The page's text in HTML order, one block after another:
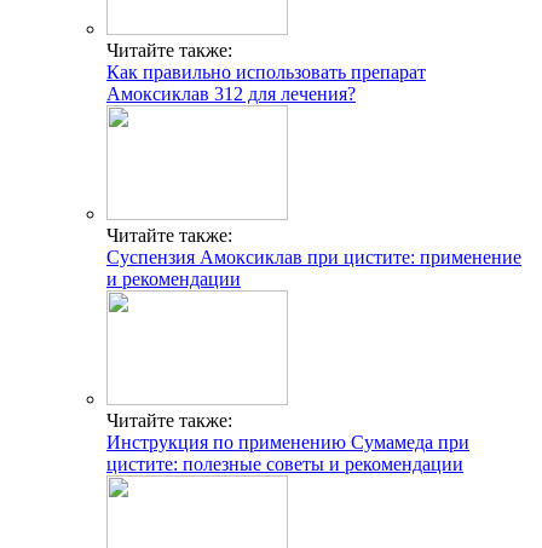
Читайте также:
Как правильно использовать препарат
Амоксиклав 312 для лечения?
Читайте также:
Суспензия Амоксиклав при цистите: применение
и рекомендации
Читайте также:
Инструкция по применению Сумамеда при
цистите: полезные советы и рекомендации